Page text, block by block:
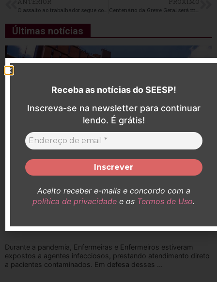
Últimas notícias
SEESP participa de audiência pelo aumento do
adicional de insalubridade de Enfermeiras (os)
Durante a pandemia, Enfermeiras e Enfermeiros estiveram
expostos a agentes infecciosos, prestando atendimento direto
a pacientes contaminados. Em defesa desses ...
Receba as notícias do SEESP!
Inscreva-se na newsletter para continuar
lendo. É grátis!
Aceito receber e-mails e concordo com a
política de privacidade e os Termos de Uso.